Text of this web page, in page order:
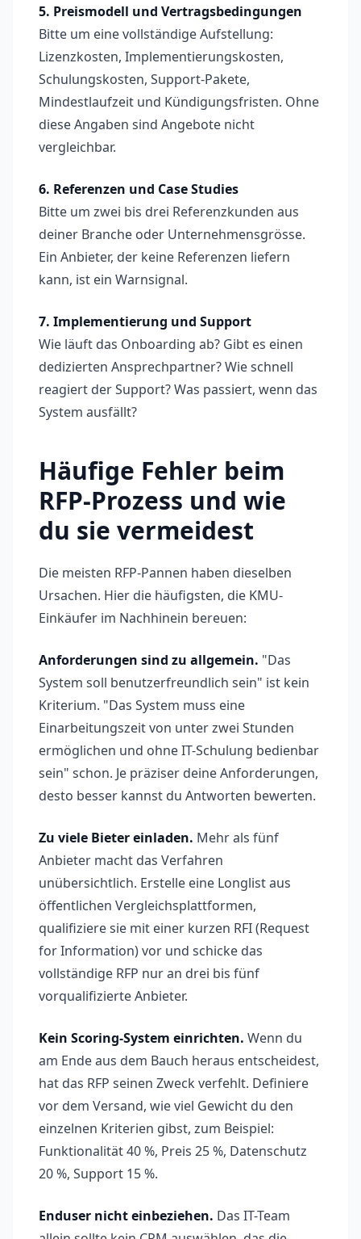
5. Preismodell und Vertragsbedingungen
Bitte um eine vollständige Aufstellung:
Lizenzkosten, Implementierungskosten,
Schulungskosten, Support-Pakete,
Mindestlaufzeit und Kündigungsfristen. Ohne
diese Angaben sind Angebote nicht
vergleichbar.
6. Referenzen und Case Studies
Bitte um zwei bis drei Referenzkunden aus
deiner Branche oder Unternehmensgrösse.
Ein Anbieter, der keine Referenzen liefern
kann, ist ein Warnsignal.
7. Implementierung und Support
Wie läuft das Onboarding ab? Gibt es einen
dedizierten Ansprechpartner? Wie schnell
reagiert der Support? Was passiert, wenn das
System ausfällt?
Häufige Fehler beim
RFP-Prozess und wie
du sie vermeidest
Die meisten RFP-Pannen haben dieselben
Ursachen. Hier die häufigsten, die KMU-
Einkäufer im Nachhinein bereuen:
Anforderungen sind zu allgemein. "Das
System soll benutzerfreundlich sein" ist kein
Kriterium. "Das System muss eine
Einarbeitungszeit von unter zwei Stunden
ermöglichen und ohne IT-Schulung bedienbar
sein" schon. Je präziser deine Anforderungen,
desto besser kannst du Antworten bewerten.
Zu viele Bieter einladen. Mehr als fünf
Anbieter macht das Verfahren
unübersichtlich. Erstelle eine Longlist aus
öffentlichen Vergleichsplattformen,
qualifiziere sie mit einer kurzen RFI (Request
for Information) vor und schicke das
vollständige RFP nur an drei bis fünf
vorqualifizierte Anbieter.
Kein Scoring-System einrichten. Wenn du
am Ende aus dem Bauch heraus entscheidest,
hat das RFP seinen Zweck verfehlt. Definiere
vor dem Versand, wie viel Gewicht du den
einzelnen Kriterien gibst, zum Beispiel:
Funktionalität 40 %, Preis 25 %, Datenschutz
20 %, Support 15 %.
Enduser nicht einbeziehen. Das IT-Team